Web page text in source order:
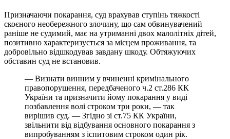
Призначаючи покарання, суд врахував ступінь тяжкості
скоєного необережного злочину, що сам обвинувачений
раніше не судимий, має на утриманні двох малолітніх дітей,
позитивно характеризується за місцем проживання, та
добровільно відшкодував завдану шкоду. Обтяжуючих
обставин суд не встановив.
— Визнати винним у вчиненні кримінального
правопорушення, передбаченого ч.2 ст.286 КК
України та призначити йому покарання у виді
позбавлення волі строком три роки, — так
вирішив суд. — Згідно зі ст.75 КК України,
звільнити від відбування основного покарання з
випробуванням з іспитовим строком один рік.